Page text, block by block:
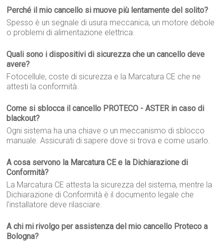
Perché il mio cancello si muove più lentamente del solito?
Spesso è un segnale di usura meccanica, un motore debole
o problemi di alimentazione elettrica.
Quali sono i dispositivi di sicurezza che un cancello deve
avere?
Fotocellule, coste di sicurezza e la Marcatura CE che ne
attesti la conformità.
Come si sblocca il cancello PROTECO - ASTER in caso di
blackout?
Ogni sistema ha una chiave o un meccanismo di sblocco
manuale. Assicurati di sapere dove si trova e come usarlo.
A cosa servono la Marcatura CE e la Dichiarazione di
Conformità?
La Marcatura CE attesta la sicurezza del sistema, mentre la
Dichiarazione di Conformità è il documento legale che
l'installatore deve rilasciare.
A chi mi rivolgo per assistenza del mio cancello Proteco a
Bologna?